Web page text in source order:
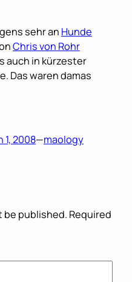
sehr an Hunde
Chris von Rohr
auch in kürzester
Das waren damas
1, 2008—maology
be published. Required